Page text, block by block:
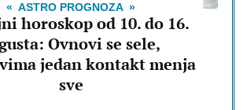
ASTRO PROGNOZA
horoskop od 10. do 16.
Ovnovi se sele,
jedan kontakt menja
sve